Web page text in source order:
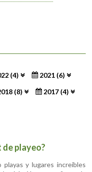
playeo?
y lugares increíbles
(4)
2021 (6)
(8) 2017 (4)